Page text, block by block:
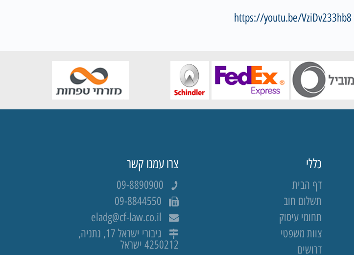
https://youtu.be/VziDv233hb8
כללי
דף הבית
תשלום חוב
תחומי עיסוק
צוות משפטי
דרושים
צרו עמנו קשר
09-8890900
09-8844550
eladg@cf-law.co.il
גיבורי ישראל 17, נתניה,
4250212 ישראל